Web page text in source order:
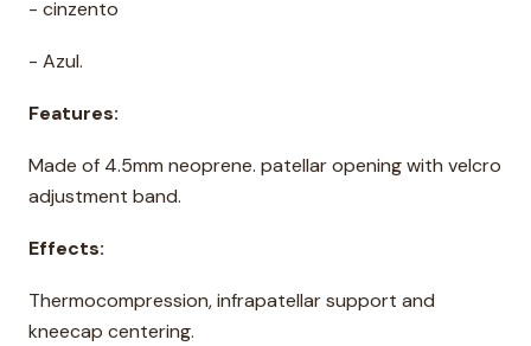
- cinzento
- Azul.
Features:
Made of 4.5mm neoprene. patellar opening with velcro
adjustment band.
Effects:
Thermocompression, infrapatellar support and
kneecap centering.